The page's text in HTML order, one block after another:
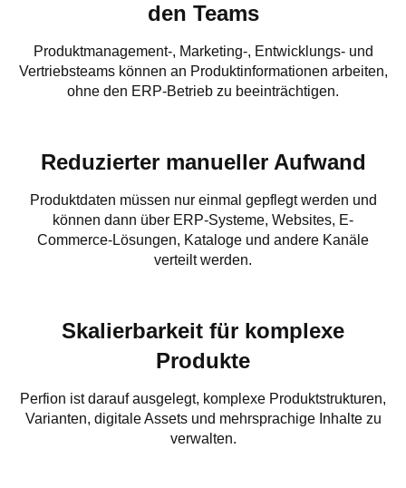
den Teams
Produktmanagement-, Marketing-, Entwicklungs- und
Vertriebsteams können an Produktinformationen arbeiten,
ohne den ERP-Betrieb zu beeinträchtigen.
Reduzierter manueller Aufwand
Produktdaten müssen nur einmal gepflegt werden und
können dann über ERP-Systeme, Websites, E-
Commerce-Lösungen, Kataloge und andere Kanäle
verteilt werden.
Skalierbarkeit für komplexe
Produkte
Perfion ist darauf ausgelegt, komplexe Produktstrukturen,
Varianten, digitale Assets und mehrsprachige Inhalte zu
verwalten.